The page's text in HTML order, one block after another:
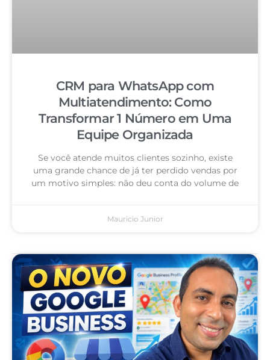
CRM para WhatsApp com
Multiatendimento: Como
Transformar 1 Número em Uma
Equipe Organizada
Se você atende muitos clientes sozinho, existe
uma grande chance de já ter perdido vendas por
um motivo simples: não deu conta do volume de
Mauricio Junior